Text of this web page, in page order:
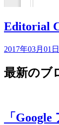
Editorial
2017年03月01日
最新のブ
「